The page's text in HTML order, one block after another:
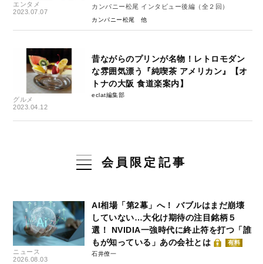
エンタメ
2023.07.07
カンパニー松尾 インタビュー後編（全２回）
カンパニー松尾
グルメ
2023.04.12
昔ながらのプリンが名物！レトロモダン
な雰囲気漂う『純喫茶 アメリカン』【オ
トナの大阪 食道楽案内】
eclat編集部
会員限定記事
ニュース
2026.08.03
AI相場「第2幕」へ！ バブルはまだ崩壊
していない…大化け期待の注目銘柄５
選！ NVIDIA一強時代に終止符を打つ「誰
もが知っている」あの会社とは
有料
石井僚一